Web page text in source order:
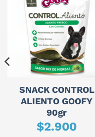
SNACK CONTROL
ALIENTO GOOFY
90gr
$2.900